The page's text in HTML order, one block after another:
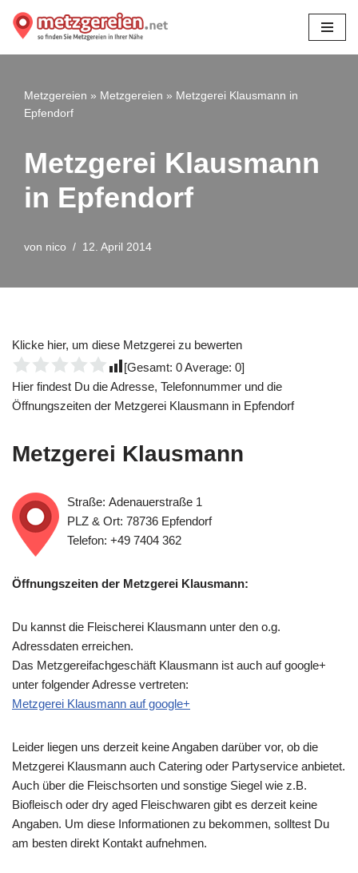
Zum
Metzgereien » Metzgereien » Metzgerei Klausmann in
Epfendorf
Metzgerei Klausmann
in Epfendorf
von nico 12. April 2014
Klicke hier, um diese Metzgerei zu bewerten
[Gesamt: 0Average: 0]
Hier findest Du die Adresse, Telefonnummer und die
Öffnungszeiten der Metzgerei Klausmann in Epfendorf
Metzgerei Klausmann
Straße: Adenauerstraße 1
PLZ & Ort: 78736 Epfendorf
Telefon: +49 7404 362
Öffnungszeiten der Metzgerei Klausmann:
Du kannst die Fleischerei Klausmann unter den o.g.
Adressdaten erreichen.
Das Metzgereifachgeschäft Klausmann ist auch auf google+
unter folgender Adresse vertreten:
Metzgerei Klausmann auf google+
Leider liegen uns derzeit keine Angaben darüber vor, ob die
Metzgerei Klausmann auch Catering oder Partyservice anbietet.
Auch über die Fleischsorten und sonstige Siegel wie z.B.
Biofleisch oder dry aged Fleischwaren gibt es derzeit keine
Angaben. Um diese Informationen zu bekommen, solltest Du
am besten direkt Kontakt aufnehmen.